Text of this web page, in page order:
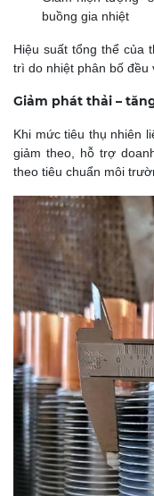
buồng gia nhiệt
Hiệu suất tổng thể của
trì do nhiệt phân bố đều
Giảm phát thải –
Khi mức tiêu thụ nhiên
giảm theo, hỗ trợ
theo tiêu chuẩn môi